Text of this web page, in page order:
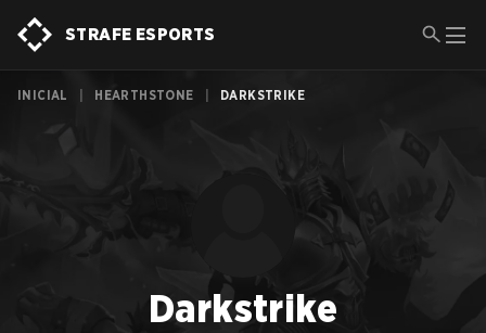
STRAFE ESPORTS
INICIAL HEARTHSTONE DARKSTRIKE
Darkstrike